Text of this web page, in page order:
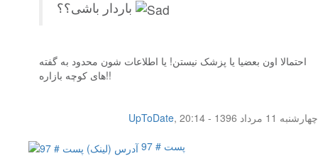
احتمالا اون بعضیا یا پزشک نیستن! یا اطلاعات شون محدود به گفته
های کوچه بازاره!!
UpToDate,
چهار‌شنبه 11 مرداد 1396 - 20:14
پست # 97